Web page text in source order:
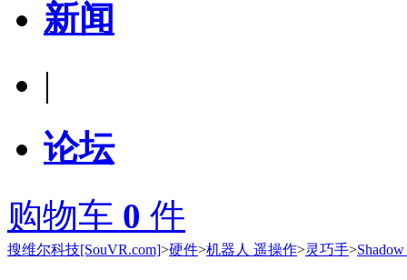
新闻
|
论坛
购物车 0 件
搜维尔科技[SouVR.com]>硬件>机器人 遥操作>灵巧手>